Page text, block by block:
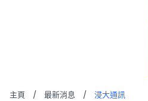
主頁 / 最新消息 / 浸大通訊